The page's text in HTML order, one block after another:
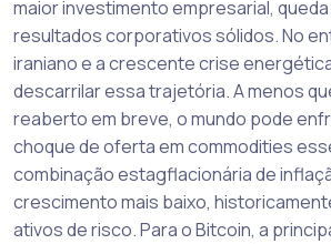
maior investimento empresarial,
resultados corporativos sólidos. No
iraniano e a crescente crise
descarrilar essa trajetória. A menos
reaberto em breve, o mundo pode
choque de oferta em commodities
combinação estagflacionária de
crescimento mais baixo,
ativos de risco. Para o Bitcoin, a